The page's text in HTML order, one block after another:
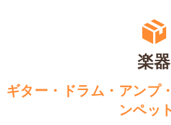
楽器
ギター・ドラム・アンプ
ンペッ